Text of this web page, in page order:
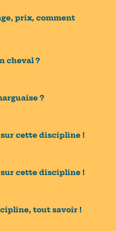
prix, comment
cheval ?
?
cette discipline !
cette discipline !
tout savoir !